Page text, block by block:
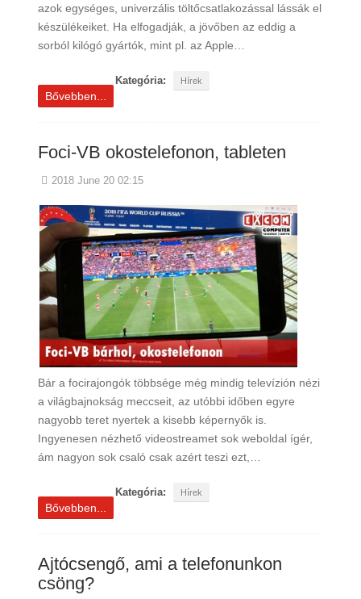
azok egységes, univerzális töltőcsatlakozással lássák el
készülékeiket. Ha elfogadják, a jövőben az eddig a
sorból kilógó gyártók, mint pl. az Apple…
Kategória: Hírek
Bővebben...
Foci-VB okostelefonon, tableten
2018 June 20 02:15
Bár a focirajongók többsége még mindig televízión nézi
a világbajnokság meccseit, az utóbbi időben egyre
nagyobb teret nyertek a kisebb képernyők is.
Ingyenesen nézhető videostreamet sok weboldal ígér,
ám nagyon sok csaló csak azért teszi ezt,…
Kategória: Hírek
Bővebben...
Ajtócsengő, ami a telefonunkon
csöng?